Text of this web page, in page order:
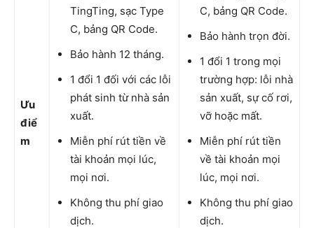
Ưu
điể
m
TingTing, sạc Type
C, bảng QR Code.
Bảo hành 12 tháng.
1 đổi 1 đối với các lỗi
phát sinh từ nhà sản
xuất.
Miễn phí rút tiền về
tài khoản mọi lúc,
mọi nơi.
Không thu phí giao
dịch.
C, bảng QR Code.
Bảo hành trọn đời.
1 đổi 1 trong mọi
trường hợp: lỗi nhà
sản xuất, sự cố rơi,
vỡ hoặc mất.
Miễn phí rút tiền
về tài khoản mọi
lúc, mọi nơi.
Không thu phí giao
dịch.